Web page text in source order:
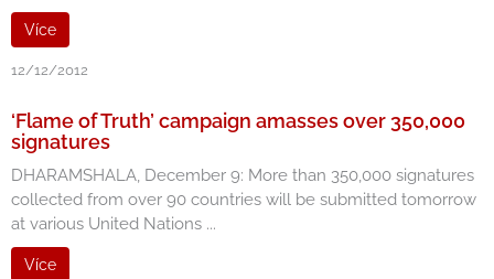
Více
12/12/2012
‘Flame of Truth’ campaign amasses over 350,000
signatures
DHARAMSHALA, December 9: More than 350,000 signatures
collected from over 90 countries will be submitted tomorrow
at various United Nations ...
Více